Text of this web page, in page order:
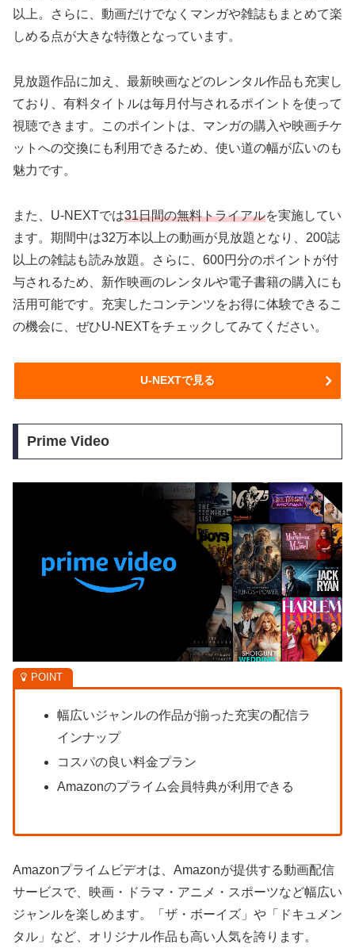
以上。さらに、動画だけでなくマンガや雑誌もまとめて楽
しめる点が大きな特徴となっています。
見放題作品に加え、最新映画などのレンタル作品も充実し
ており、有料タイトルは毎月付与されるポイントを使って
視聴できます。このポイントは、マンガの購入や映画チケ
ットへの交換にも利用できるため、使い道の幅が広いのも
魅力です。
また、U-NEXTでは31日間の無料トライアルを実施してい
ます。期間中は32万本以上の動画が見放題となり、200誌
以上の雑誌も読み放題。さらに、600円分のポイントが付
与されるため、新作映画のレンタルや電子書籍の購入にも
活用可能です。充実したコンテンツをお得に体験できるこ
の機会に、ぜひU-NEXTをチェックしてみてください。
U-NEXTで見る
Prime Video
幅広いジャンルの作品が揃った充実の配信ラ
インナップ
コスパの良い料金プラン
Amazonのプライム会員特典が利用できる
Amazonプライムビデオは、Amazonが提供する動画配信
サービスで、映画・ドラマ・アニメ・スポーツなど幅広い
ジャンルを楽しめます。「ザ・ボーイズ」や「ドキュメン
タル」など、オリジナル作品も高い人気を誇ります。